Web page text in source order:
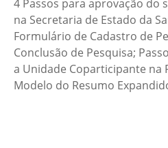
4 Passos para aprovação do
na Secretaria de Estado da
Formulário de Cadastro de
Conclusão de Pesquisa;
a Unidade Coparticipante na
Modelo do Resumo